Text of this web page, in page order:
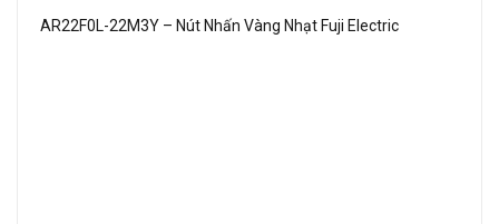
AR22F0L-22M3Y – Nút Nhấn Vàng Nhạt Fuji Electric